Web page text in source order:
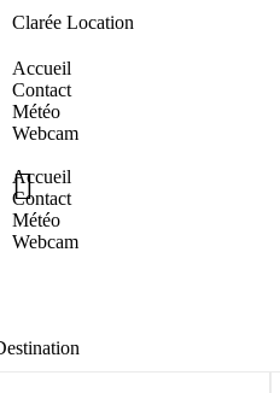
Clarée Location
Accueil
Contact
Météo
Webcam
Accueil
Contact
Météo
Webcam